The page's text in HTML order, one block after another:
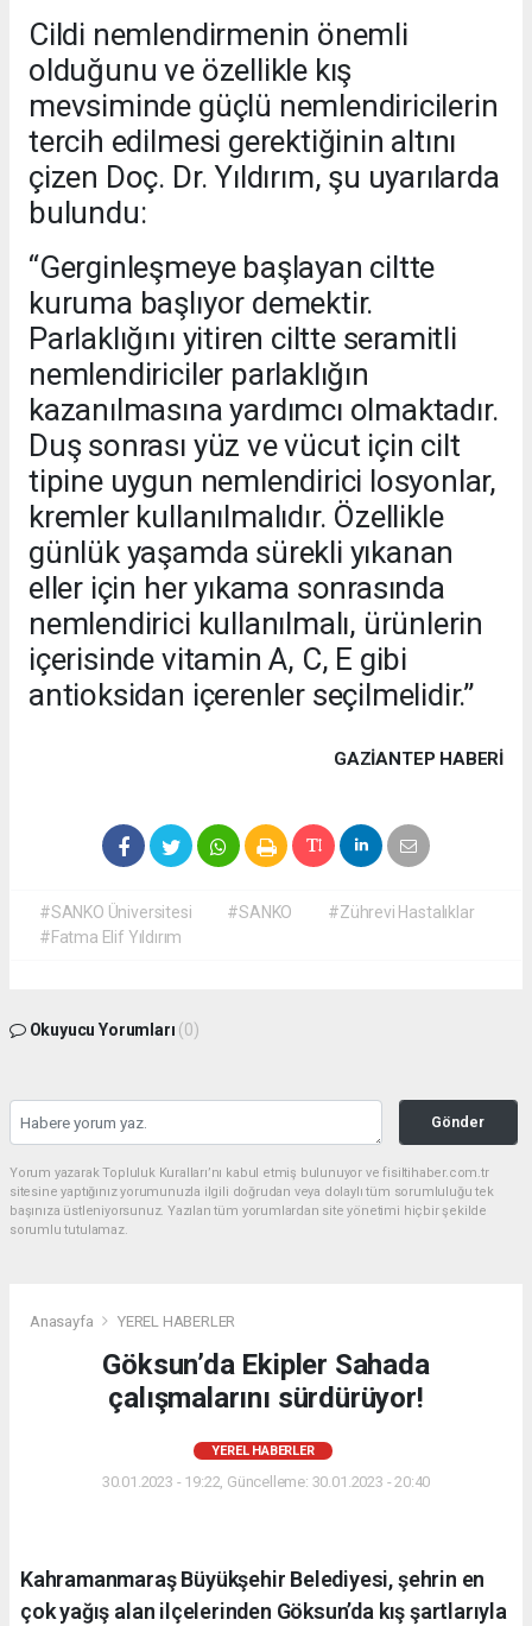
Cildi nemlendirmenin önemli
olduğunu ve özellikle kış
mevsiminde güçlü nemlendiricilerin
tercih edilmesi gerektiğinin altını
çizen Doç. Dr. Yıldırım, şu uyarılarda
bulundu:
“Gerginleşmeye başlayan ciltte
kuruma başlıyor demektir.
Parlaklığını yitiren ciltte seramitli
nemlendiriciler parlaklığın
kazanılmasına yardımcı olmaktadır.
Duş sonrası yüz ve vücut için cilt
tipine uygun nemlendirici losyonlar,
kremler kullanılmalıdır. Özellikle
günlük yaşamda sürekli yıkanan
eller için her yıkama sonrasında
nemlendirici kullanılmalı, ürünlerin
içerisinde vitamin A, C, E gibi
antioksidan içerenler seçilmelidir.”
GAZIANTEP HABERİ
#SANKO Üniversitesi #SANKO
#Zührevi Hastalıklar
#Fatma Elif Yıldırım
Okuyucu Yorumları (0)
Gönder
Yorum yazarak Topluluk Kuralları’nı kabul etmiş bulunuyor ve fisiltihaber.com.tr
sitesine yaptığınız yorumunuzla ilgili doğrudan veya dolaylı tüm sorumluluğu tek
başınıza üstleniyorsunuz. Yazılan tüm yorumlardan site yönetimi hiçbir şekilde
sorumlu tutulamaz.
Anasayfa YEREL HABERLER
Göksun’da Ekipler Sahada
çalışmalarını sürdürüyor!
YEREL HABERLER
30.01.2023 - 19:22, Güncelleme: 30.01.2023 - 20:40
Kahramanmaraş Büyükşehir Belediyesi, şehrin en
çok yağış alan ilçelerinden Göksun’da kış şartlarıyla